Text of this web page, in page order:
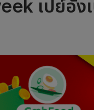
เปย์อั่ง